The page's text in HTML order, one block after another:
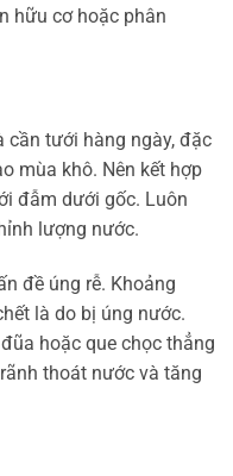
hữu cơ hoặc phân
cần tưới hàng ngày, đặc
mùa khô. Nên kết hợp
đẫm dưới gốc. Luôn
lượng nước.
đề úng rễ. Khoảng
là do bị úng nước.
hoặc que chọc thẳng
thoát nước và tăng